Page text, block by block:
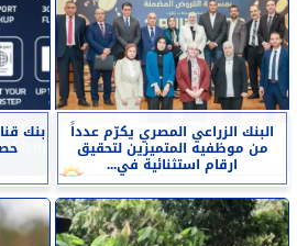
البنك الزراعي المصري يكرّم عدداً
من موظفيه المتميزين لتحقيق
ارقام استثنائية في...
بنك